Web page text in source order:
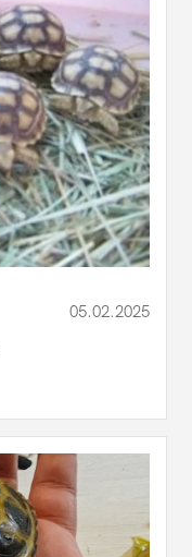
05.02.2025